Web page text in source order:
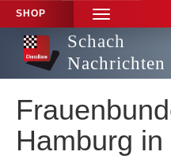
SHOP
TOGGLE
NAVIGATION
Schach
Nachrichten
Hamburg